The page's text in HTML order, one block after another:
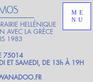
HELLÉNIQUE
AVEC LA GRÈCE
1983
ME
NU
75014
ET SAMEDI, DE 13h À 19H